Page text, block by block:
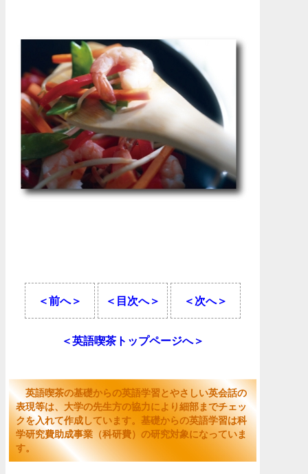
＜前へ＞ ＜目次へ＞ ＜次へ＞
＜英語喫茶トップページへ＞
英語喫茶の基礎からの英語学習とやさしい英会話の
表現等は、大学の先生方の協力により細部までチェッ
クを入れて作成しています。基礎からの英語学習は科
学研究費助成事業（科研費）の研究対象になっていま
す。